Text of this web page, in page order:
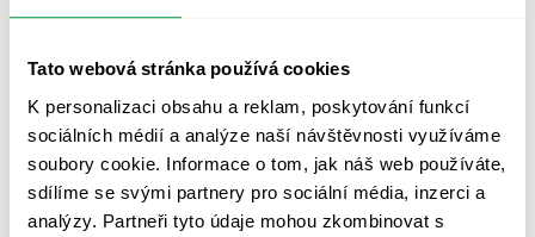
Tato webová stránka používá cookies
K personalizaci obsahu a reklam, poskytování funkcí
sociálních médií a analýze naší návštěvnosti využíváme
soubory cookie. Informace o tom, jak náš web používáte,
sdílíme se svými partnery pro sociální média, inzerci a
analýzy. Partneři tyto údaje mohou zkombinovat s
starším osvětlením se vyplatíspektrální parametry
svítidel ověřit. Moderní osvětlení splňující normu EN
62471 je z hlediska UVzáření bezpečné.
Nejčastější otázky (FAQ)